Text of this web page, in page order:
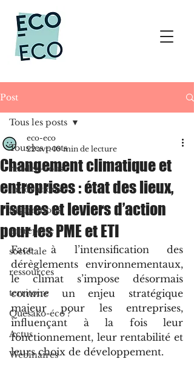
Post
Tous les posts
rendez-vous
innovations
inspirations
entreprise
sociétale
ressources
territoire
Quesako-éco ?
Actus
Webinaires
Tous les posts
Changement climatique et
entreprises : état des lieux,
risques et leviers d’action
pour les PME et ETI
eco-eco
22 avr. 10 min de lecture
Face à l’intensification des
dérèglements environnementaux,
le climat s’impose désormais
comme un enjeu stratégique
majeur pour les entreprises,
influençant à la fois leur
fonctionnement, leur rentabilité et
leurs choix de développement.